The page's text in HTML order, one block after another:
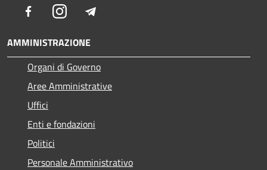
FacebookInstagram
AMMINISTRAZIONE
Organi di Governo
Aree Amministrative
Uffici
Enti e fondazioni
Politici
Personale Amministrativo